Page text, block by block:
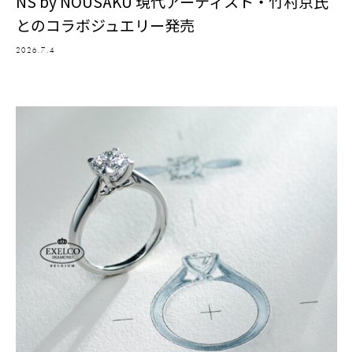
とのコラボジュエリー発売
2026.7.4